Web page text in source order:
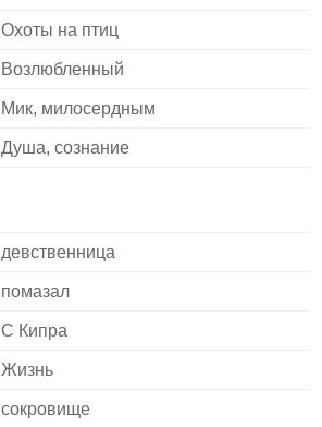
Охоты на птиц
Возлюбленный
Мик, милосердным
Душа, сознание
девственница
помазал
С Кипра
Жизнь
сокровище